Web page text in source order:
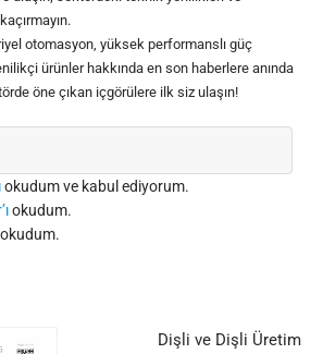
otomasyon, yüksek performanslı güç
ürünler hakkında en son haberlere anında
öne çıkan içgörülere ilk siz ulaşın!
okudum ve kabul ediyorum.
okudum.
okudum.
Dişli ve Dişli Üretim